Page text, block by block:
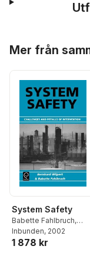
Mer från
System Safety
Babette Fahlbruch,
Bernhard Wilpert
Inbunden, 2002
1 878 kr